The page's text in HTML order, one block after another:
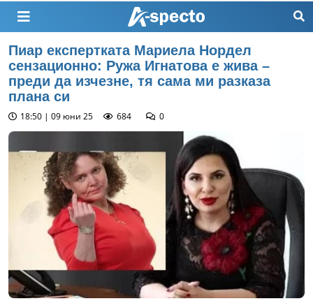
Пиар експертката Мариела Нордел
сензационно: Ружа Игнатова е жива –
преди да изчезне, тя сама ми разказа
плана си
18:50 | 09 юни 25 684 0